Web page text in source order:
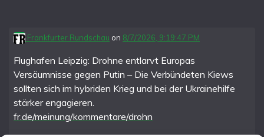
Frankfurter Rundschau on 8/7/2026, 9:19:47 PM
Flughafen Leipzig: Drohne entlarvt Europas
Versäumnisse gegen Putin – Die Verbündeten Kiews
sollten sich im hybriden Krieg und bei der Ukrainehilfe
stärker engagieren.
fr.de/meinung/kommentare/drohn